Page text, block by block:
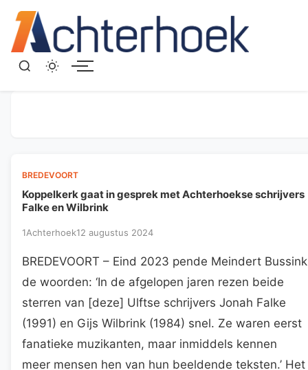
BREDEVOORT
Koppelkerk gaat in gesprek met Achterhoekse schrijvers
Falke en Wilbrink
1Achterhoek12 augustus 2024
BREDEVOORT – Eind 2023 pende Meindert Bussink
de woorden: ‘In de afgelopen jaren rezen beide
sterren van [deze] Ulftse schrijvers Jonah Falke
(1991) en Gijs Wilbrink (1984) snel. Ze waren eerst
fanatieke muzikanten, maar inmiddels kennen
meer mensen hen van hun beeldende teksten.’ Het